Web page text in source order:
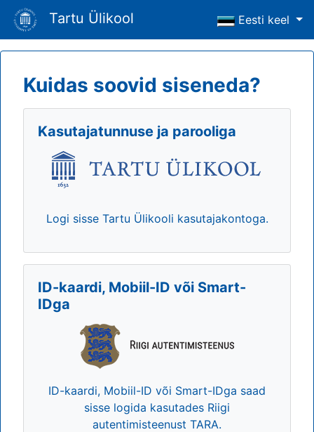
Tartu Ülikool Eesti keel
Kuidas soovid siseneda?
Kasutajatunnuse ja parooliga
Logi sisse Tartu Ülikooli kasutajakontoga.
ID-kaardi, Mobiil-ID või Smart-
IDga
ID-kaardi, Mobiil-ID või Smart-IDga saad
sisse logida kasutades Riigi
autentimisteenust TARA.